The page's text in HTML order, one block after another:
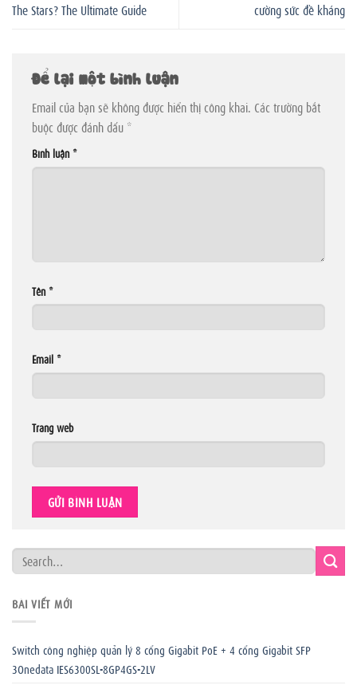
The Stars? The Ultimate Guide
cường sức đề kháng
Để lại một bình luận
Email của bạn sẽ không được hiển thị công khai. Các trường bắt
buộc được đánh dấu *
Bình luận *
Tên *
Email *
Trang web
BÀI VIẾT MỚI
Switch công nghiệp quản lý 8 cổng Gigabit PoE + 4 cổng Gigabit SFP
3Onedata IES6300SL-8GP4GS-2LV